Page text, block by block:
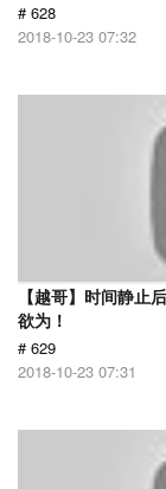
# 628
2018-10-23 07:32
【越哥】时间静止
欲为！
# 629
2018-10-23 07:31